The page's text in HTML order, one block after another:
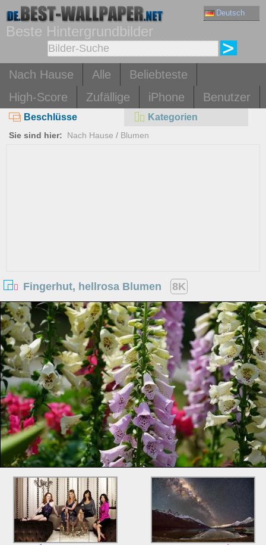
Deutsch
Beste Hintergrundbilder
Nach Hause Alle
Beliebteste
High-Score
Zufällige iPhone Benutzer
Beschlüsse Kategorien
Sie sind hier: Nach Hause / Blumen
Fingerhut, hellrosa Blumen 8K